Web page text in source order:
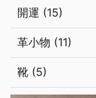
開運 (15)
革小物 (11)
靴 (5)